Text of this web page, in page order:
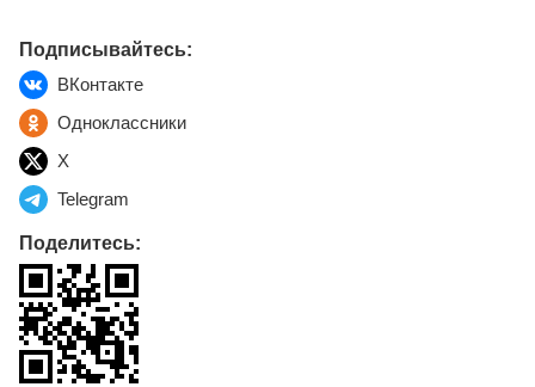
Подписывайтесь:
ВКонтакте
Одноклассники
X
Telegram
Поделитесь: